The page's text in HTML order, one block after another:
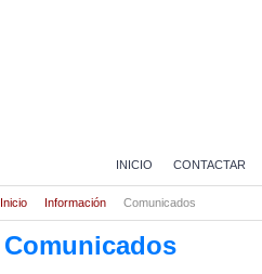
INICIO CONTACTAR
Inicio Información Comunicados
Comunicados